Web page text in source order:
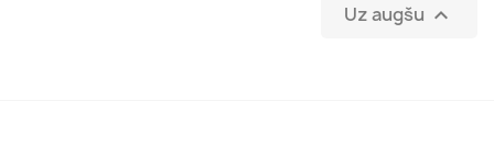
Uz augšu 